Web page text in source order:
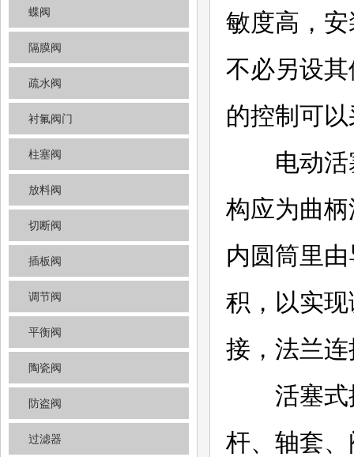
蝶阀
隔膜阀
疏水阀
衬氟阀门
柱塞阀
放料阀
切断阀
插板阀
调节阀
平衡阀
陶瓷阀
防盗阀
过滤器
敏度高，
不必另设
的控制可
电动活塞
构应为曲
内圆筒里
积，以实
接，法兰
活塞式控
杆、轴套